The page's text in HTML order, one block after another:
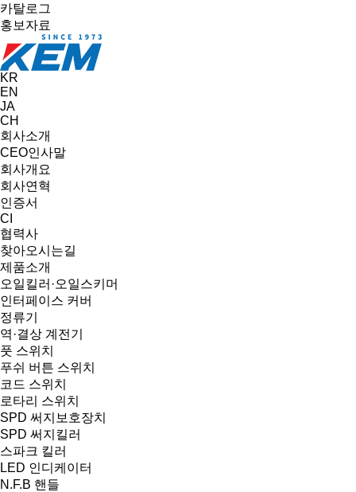
카탈로그
홍보자료
KR
EN
JA
CH
회사소개
CEO인사말
회사개요
회사연혁
인증서
CI
협력사
찾아오시는길
제품소개
오일킬러·오일스키머
인터페이스 커버
정류기
역·결상 계전기
풋 스위치
푸쉬 버튼 스위치
코드 스위치
로타리 스위치
SPD 써지보호장치
SPD 써지킬러
스파크 킬러
LED 인디케이터
N.F.B 핸들